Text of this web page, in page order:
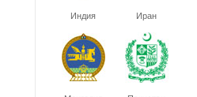
Индия Иран